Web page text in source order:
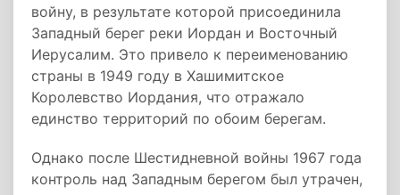
войну, в результате которой присоединила
Западный берег реки Иордан и Восточный
Иерусалим. Это привело к переименованию
страны в 1949 году в Хашимитское
Королевство Иордания, что отражало
единство территорий по обоим берегам.
Однако после Шестидневной войны 1967 года
контроль над Западным берегом был утрачен,